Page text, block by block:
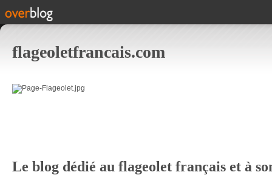
flageoletfrancais.com
Le blog dédié au flageolet français et à